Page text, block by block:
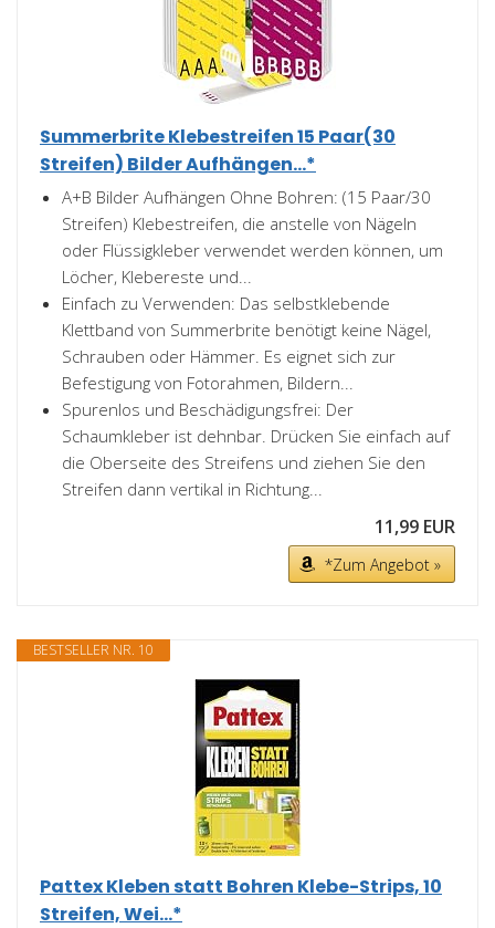
Summerbrite Klebestreifen 15 Paar(30
Streifen) Bilder Aufhängen...*
A+B Bilder Aufhängen Ohne Bohren: (15 Paar/30
Streifen) Klebestreifen, die anstelle von Nägeln
oder Flüssigkleber verwendet werden können, um
Löcher, Klebereste und...
Einfach zu Verwenden: Das selbstklebende
Klettband von Summerbrite benötigt keine Nägel,
Schrauben oder Hämmer. Es eignet sich zur
Befestigung von Fotorahmen, Bildern...
Spurenlos und Beschädigungsfrei: Der
Schaumkleber ist dehnbar. Drücken Sie einfach auf
die Oberseite des Streifens und ziehen Sie den
Streifen dann vertikal in Richtung...
11,99 EUR
*Zum Angebot »
BESTSELLER NR. 10
Pattex Kleben statt Bohren Klebe-Strips, 10
Streifen, Wei...*